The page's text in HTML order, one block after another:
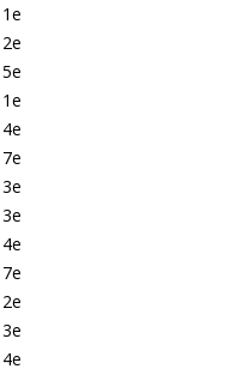
1e
2e
5e
1e
4e
7e
3e
3e
4e
7e
2e
3e
4e